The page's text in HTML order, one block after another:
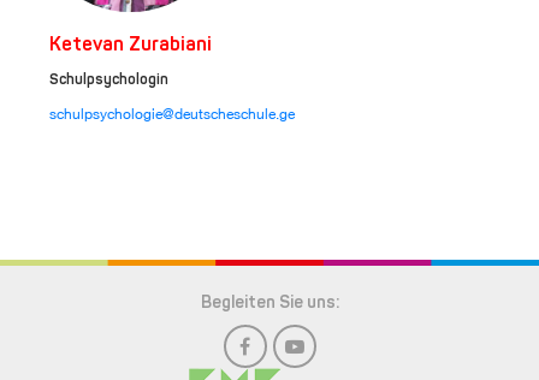
Ketevan Zurabiani
Schulpsychologin
schulpsychologie@deutscheschule.ge
Begleiten Sie uns: